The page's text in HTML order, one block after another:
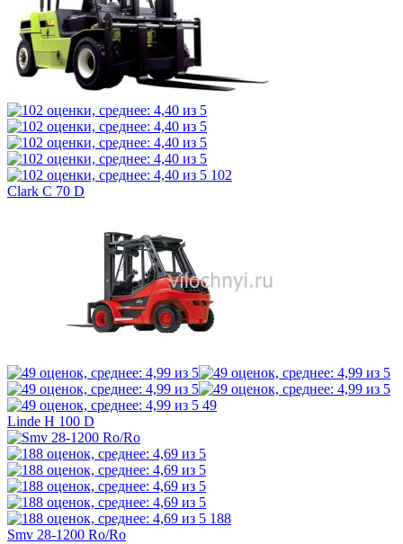
102
Clark C 70 D
49
Linde H 100 D
188
Smv 28-1200 Ro/Ro